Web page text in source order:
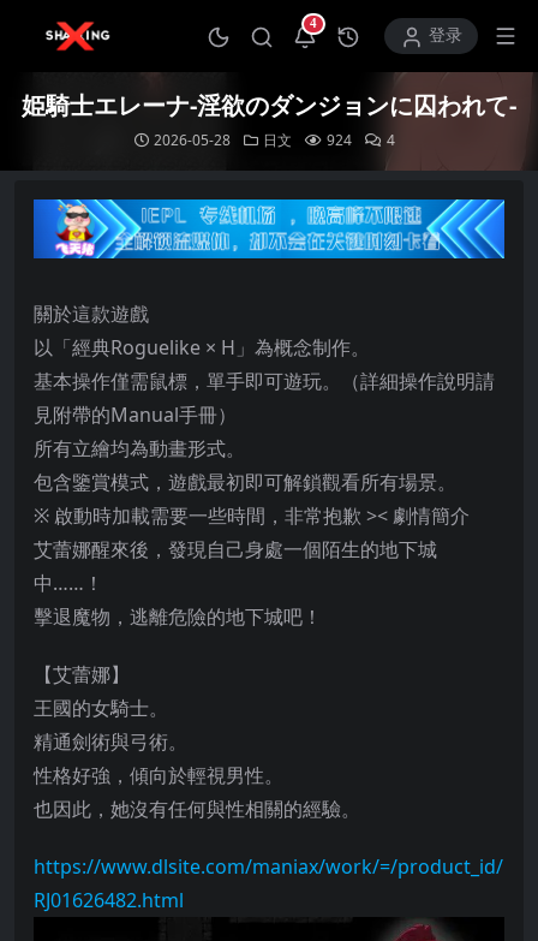
4
打开通知中心登录
姫騎士エレーナ-淫欲のダンジョンに囚われて-
2026-05-28 日文 924 4
關於這款遊戲
以「經典Roguelike × H」為概念制作。
基本操作僅需鼠標，單手即可遊玩。（詳細操作說明請
見附帶的Manual手冊）
所有立繪均為動畫形式。
包含鑒賞模式，遊戲最初即可解鎖觀看所有場景。
※ 啟動時加載需要一些時間，非常抱歉 >< 劇情簡介
艾蕾娜醒來後，發現自己身處一個陌生的地下城
中……！
擊退魔物，逃離危險的地下城吧！
【艾蕾娜】
王國的女騎士。
精通劍術與弓術。
性格好強，傾向於輕視男性。
也因此，她沒有任何與性相關的經驗。
https://www.dlsite.com/maniax/work/=/product_id/
RJ01626482.html